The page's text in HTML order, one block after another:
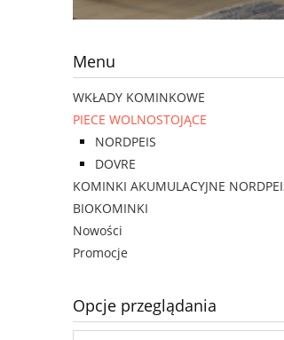
Menu
WKŁADY KOMINKOWE
PIECE WOLNOSTOJĄCE
NORDPEIS
DOVRE
KOMINKI AKUMULACYJNE
BIOKOMINKI
Nowości
Promocje
Opcje przeglądania